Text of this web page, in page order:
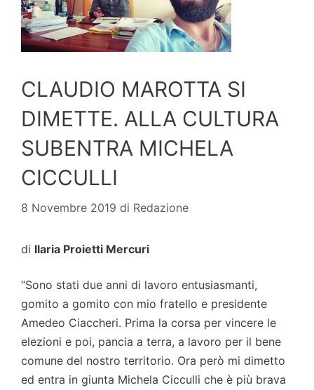
CLAUDIO MAROTTA SI
DIMETTE. ALLA CULTURA
SUBENTRA MICHELA
CICCULLI
8 Novembre 2019 di Redazione
di Ilaria Proietti Mercuri
“Sono stati due anni di lavoro entusiasmanti,
gomito a gomito con mio fratello e presidente
Amedeo Ciaccheri. Prima la corsa per vincere le
elezioni e poi, pancia a terra, a lavoro per il bene
comune del nostro territorio. Ora però mi dimetto
ed entra in giunta Michela Cicculli che è più brava